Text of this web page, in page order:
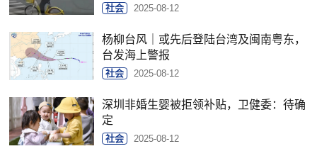
社会 2025-08-12
杨柳台风｜或先后登陆台湾及闽南粤东，
台发海上警报
社会 2025-08-12
深圳非婚生婴被拒领补贴，卫健委：待确
定
社会 2025-08-12